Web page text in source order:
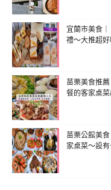
宜蘭市美食
禮～大推超好
苗栗美食推
餐的客家桌
苗栗公館美
家桌菜～設